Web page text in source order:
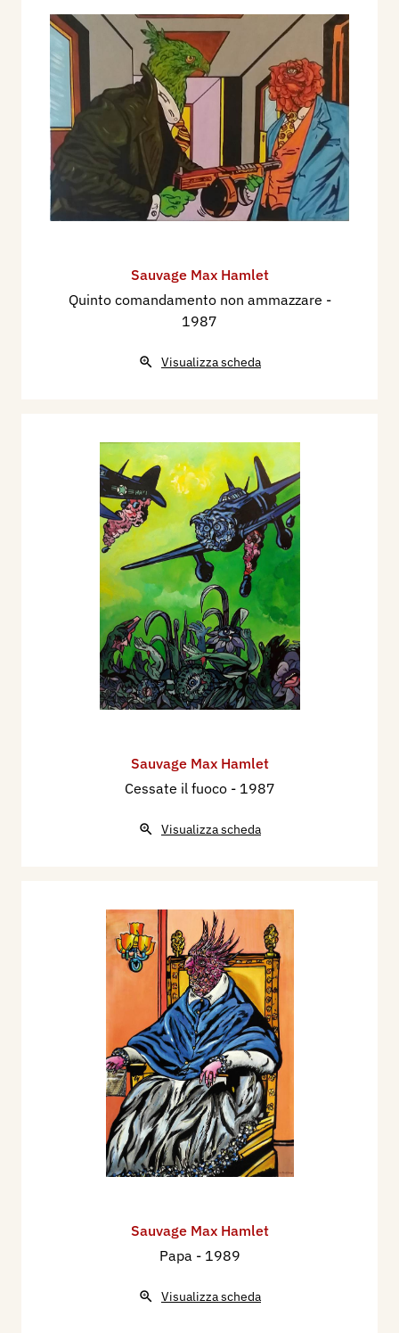
Sauvage Max Hamlet
Quinto comandamento non ammazzare -
1987
Visualizza scheda
Sauvage Max Hamlet
Cessate il fuoco - 1987
Visualizza scheda
Sauvage Max Hamlet
Papa - 1989
Visualizza scheda